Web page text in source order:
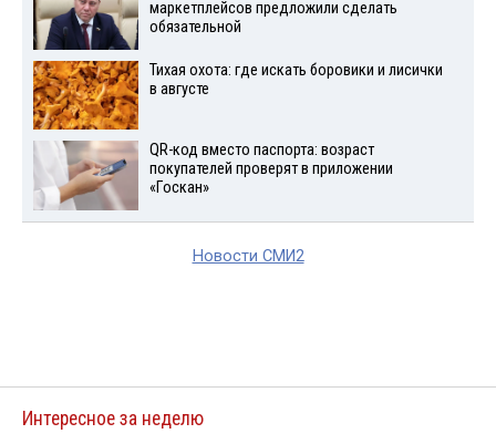
маркетплейсов предложили сделать
обязательной
Тихая охота: где искать боровики и лисички
в августе
QR-код вместо паспорта: возраст
покупателей проверят в приложении
«Госкан»
Новости СМИ2
Интересное за неделю